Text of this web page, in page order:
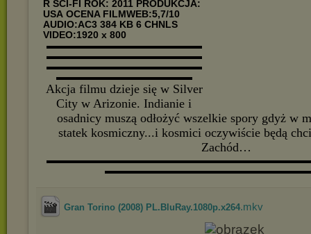
R SCI-FI
ROK: 2011 PRODUKCJA:
USA OCENA FILMWEB:5,7/10
AUDIO:AC3 384 KB 6 CHNLS
VIDEO:1920 x 800
▬▬▬▬▬▬▬▬▬▬▬▬▬▬▬▬
▬▬▬▬▬▬▬▬▬▬▬▬▬▬▬▬
▬▬▬▬▬▬▬▬▬▬▬▬▬▬▬▬
▬▬▬▬▬▬▬▬▬▬▬▬▬▬
Akcja filmu dzieje się w Silver
City w Arizonie. Indianie i
osadnicy muszą odłożyć wszelkie spory gdyż w
statek kosmiczny...i kosmici oczywiście będą
Zachód…
Gran Torino (2008) PL.BluRay.1080p.x264.mkv